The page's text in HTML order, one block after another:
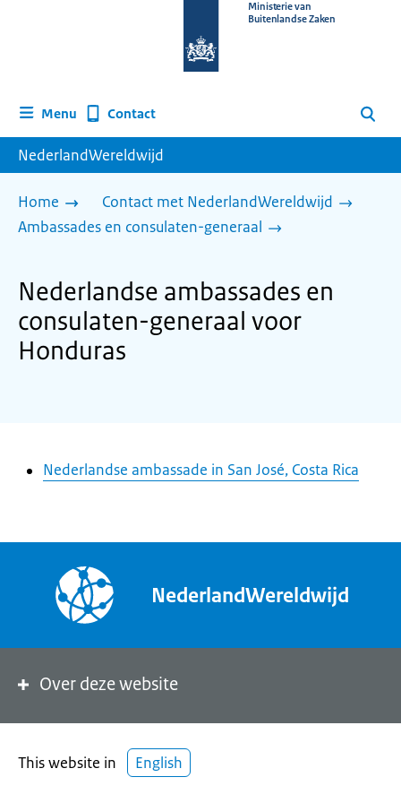
homepage
Ministerie van
Buitenlandse Zaken
Menu Contact Zoeken
NederlandWereldwijd
Home
Contact met NederlandWereldwijd
Ambassades en consulaten-generaal
Nederlandse ambassades en
consulaten-generaal voor
Honduras
Nederlandse ambassade in San José, Costa Rica
NederlandWereldwijd
Over deze website
This website in English